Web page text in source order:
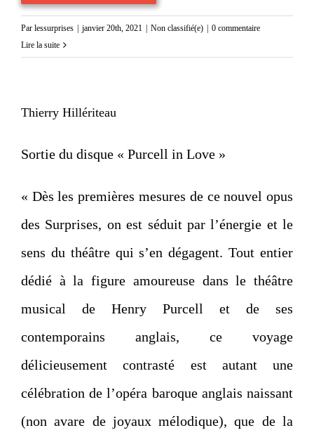
Par lessurprises janvier 20th, 2021 Non classifié(e)
0 commentaire
Lire la suite
Thierry Hillériteau
Sortie du disque « Purcell in Love »
« Dès les premières mesures de ce nouvel opus
des Surprises, on est séduit par l’énergie et le
sens du théâtre qui s’en dégagent. Tout entier
dédié à la figure amoureuse dans le théâtre
musical de Henry Purcell et de ses
contemporains anglais, ce voyage
délicieusement contrasté est autant une
célébration de l’opéra baroque anglais naissant
(non avare de joyaux mélodique), que de la